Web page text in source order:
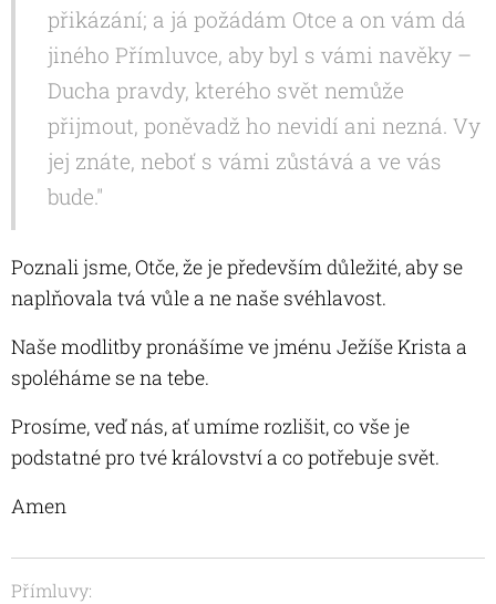
přikázání; a já požádám Otce a on vám dá
jiného Přímluvce, aby byl s vámi navěky –
Ducha pravdy, kterého svět nemůže
přijmout, poněvadž ho nevidí ani nezná. Vy
jej znáte, neboť s vámi zůstává a ve vás
bude."
Poznali jsme, Otče, že je především důležité, aby se
naplňovala tvá vůle a ne naše svéhlavost.
Naše modlitby pronášíme ve jménu Ježíše Krista a
spoléháme se na tebe.
Prosíme, veď nás, ať umíme rozlišit, co vše je
podstatné pro tvé království a co potřebuje svět.
Amen
Přímluvy: